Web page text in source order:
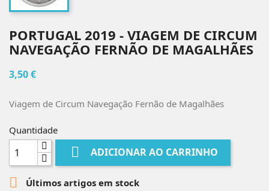
PORTUGAL 2019 - VIAGEM DE CIRCUM
NAVEGAÇÃO FERNÃO DE MAGALHÃES
3,50 €
Viagem de Circum Navegação Fernão de Magalhães
Quantidade
 ADICIONAR AO CARRINHO
 Últimos artigos em stock